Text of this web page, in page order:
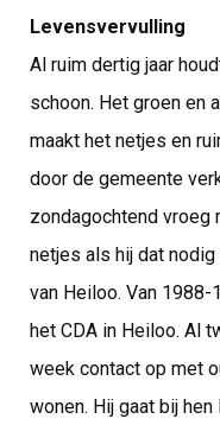
Levensvervulling
Al ruim dertig jaar
schoon. Het groen en
maakt het netjes en
door de gemeente
zondagochtend vroeg
netjes als hij dat
van Heiloo. Van
het CDA in Heiloo. Al
week contact op met
wonen. Hij gaat bij